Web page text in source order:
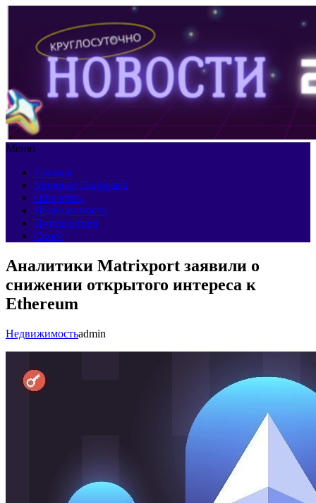
Меню
Главная
Мировая Панорама
Общество
Недвижимость
Путешествия
Спорт
Аналитики Matrixport заявили о
снижении открытого интереса к
Ethereum
Недвижимостьadmin